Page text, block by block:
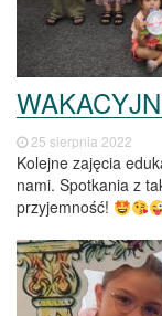
25 sierpnia 2022
Kolejne zajęcia
nami. Spotkania z
przyjemność!